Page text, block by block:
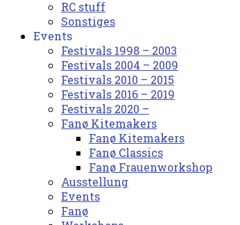
RC stuff
Sonstiges
Events
Festivals 1998 – 2003
Festivals 2004 – 2009
Festivals 2010 – 2015
Festivals 2016 – 2019
Festivals 2020 –
Fanø Kitemakers
Fanø Kitemakers
Fanø Classics
Fanø Frauenworkshop
Ausstellung
Events
Fanø